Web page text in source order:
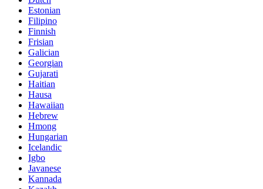
Estonian
Filipino
Finnish
Frisian
Galician
Georgian
Gujarati
Haitian
Hausa
Hawaiian
Hebrew
Hmong
Hungarian
Icelandic
Igbo
Javanese
Kannada